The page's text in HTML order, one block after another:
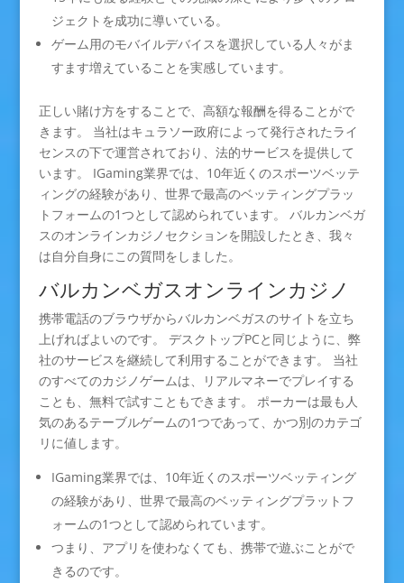
ジェクトを成功に導いている。
ゲーム用のモバイルデバイスを選択している人々がま
すます増えていることを実感しています。
正しい賭け方をすることで、高額な報酬を得ることがで
きます。 当社はキュラソー政府によって発行されたライ
センスの下で運営されており、法的サービスを提供して
います。 IGaming業界では、10年近くのスポーツベッテ
ィングの経験があり、世界で最高のベッティングプラッ
トフォームの1つとして認められています。 バルカンベガ
スのオンラインカジノセクションを開設したとき、我々
は自分自身にこの質問をしました。
バルカンベガスオンラインカジノ
携帯電話のブラウザからバルカンベガスのサイトを立ち
上げればよいのです。 デスクトップPCと同じように、弊
社のサービスを継続して利用することができます。 当社
のすべてのカジノゲームは、リアルマネーでプレイする
ことも、無料で試すこともできます。 ポーカーは最も人
気のあるテーブルゲームの1つであって、かつ別のカテゴ
リに値します。
IGaming業界では、10年近くのスポーツベッティング
の経験があり、世界で最高のベッティングプラットフ
ォームの1つとして認められています。
つまり、アプリを使わなくても、携帯で遊ぶことがで
きるのです。